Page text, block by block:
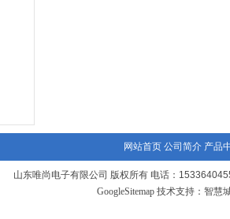
网站首页 公司简介 产品
山东唯尚电子有限公司 版权所有 电话：
GoogleSitemap技术支持： 智慧